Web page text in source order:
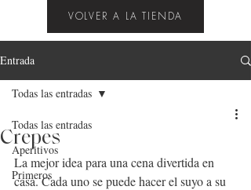
VOLVER A LA TIENDA
Entrada
Todas las entradas
Aperitivos
Primeros
Todas las entradas
Crepes
La mejor idea para una cena divertida en
casa. Cada uno se puede hacer el suyo a su